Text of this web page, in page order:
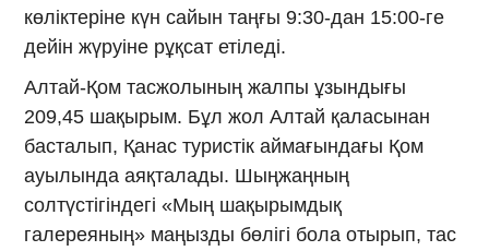
көліктеріне күн сайын таңғы 9:30-дан 15:00-ге
дейін жүруіне рұқсат етіледі.
Алтай-Қом тасжолының жалпы ұзындығы
209,45 шақырым. Бұл жол Алтай қаласынан
басталып, Қанас туристік аймағындағы Қом
ауылында аяқталады. Шыңжаңның
солтүстігіндегі «Мың шақырымдық
галереяның» маңызды бөлігі бола отырып, тас